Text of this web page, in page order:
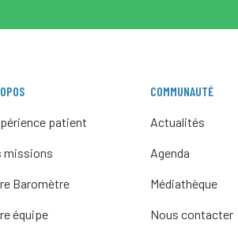
patient
missions
Baromètre
équipe
COMMUNAUTÉ
Actualités
Agenda
Médiathèque
Nous contacter